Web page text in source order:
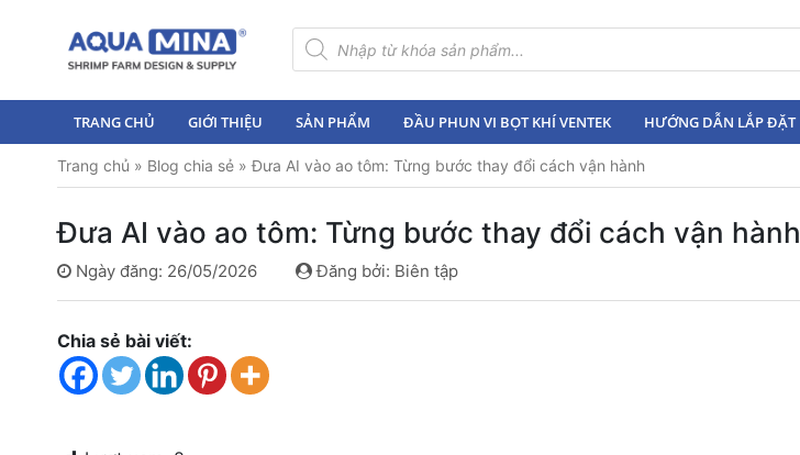
Tìm
kiếm
sản
TRANG CHỦ GIỚI THIỆU SẢN PHẨM ĐẦU PHUN VI BỌT KHÍ VENTEK HƯỚNG DẪN LẮP ĐẶT
Trang chủ » Blog chia sẻ »Đưa AI vào ao tôm: Từng bước thay đổi cách vận hành
Đưa AI vào ao tôm: Từng bước thay đổi cách vận hành
Ngày đăng: 26/05/2026 Đăng bởi: Biên tập
Chia sẻ bài viết: